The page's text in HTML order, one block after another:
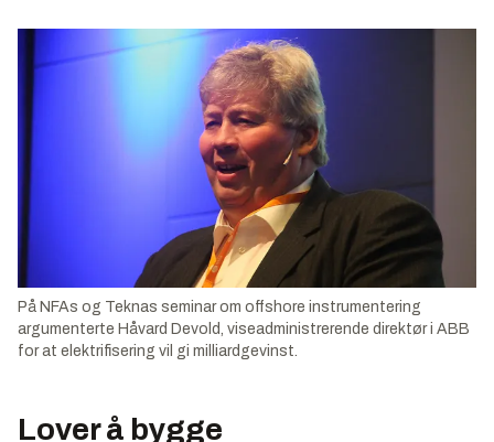
På NFAs og Teknas seminar om offshore instrumentering
argumenterte Håvard Devold, viseadministrerende direktør i ABB
for at elektrifisering vil gi milliardgevinst.
Lover å bygge